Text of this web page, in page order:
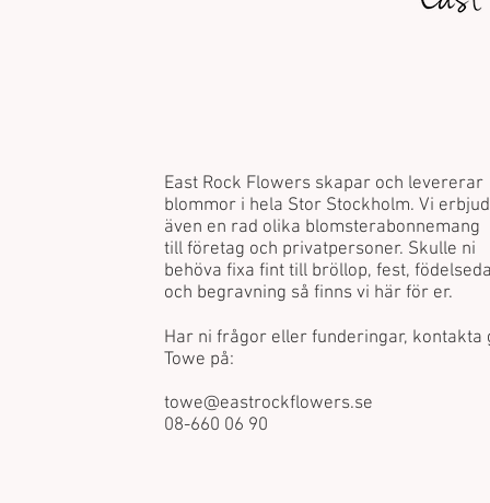
East Rock Flowers skapar och levererar
blommor i hela Stor Stockholm. Vi
även en rad olika blomsterabonnemang
till företag och privatpersoner. Skulle ni
behöva fixa fint till bröllop, fest,
och begravning så finns vi här för er.
Har ni frågor eller funderingar, kontakta
Towe på:
towe@eastrockflowers.se
08-660 06 90